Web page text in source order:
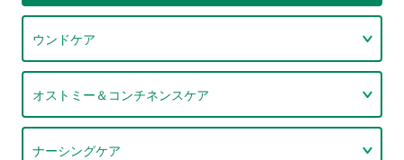
ウンドケア
オストミー＆コンチネンスケア
ナーシングケア